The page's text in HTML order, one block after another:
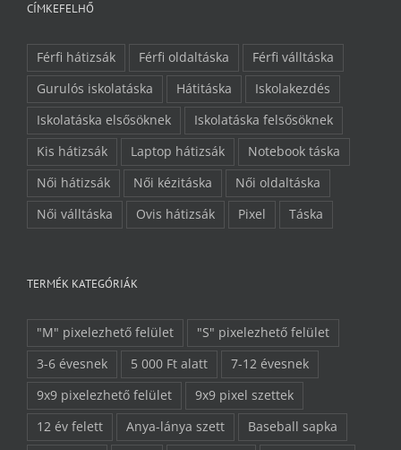
CÍMKEFELHŐ
Férfi hátizsák Férfi oldaltáska
Férfi válltáska
Gurulós iskolatáska
Hátitáska
Iskolakezdés
Iskolatáska elsősöknek
Iskolatáska felsősöknek
Kis hátizsák
Laptop hátizsák
Notebook táska
Női hátizsák
Női kézitáska
Női oldaltáska
Női válltáska
Ovis hátizsák Pixel Táska
TERMÉK KATEGÓRIÁK
"M" pixelezhető felület
"S" pixelezhető felület
3-6 évesnek
5 000 Ft alatt
7-12 évesnek
9x9 pixelezhető felület
9x9 pixel szettek
12 év felett
Anya-lánya szett
Baseball sapka